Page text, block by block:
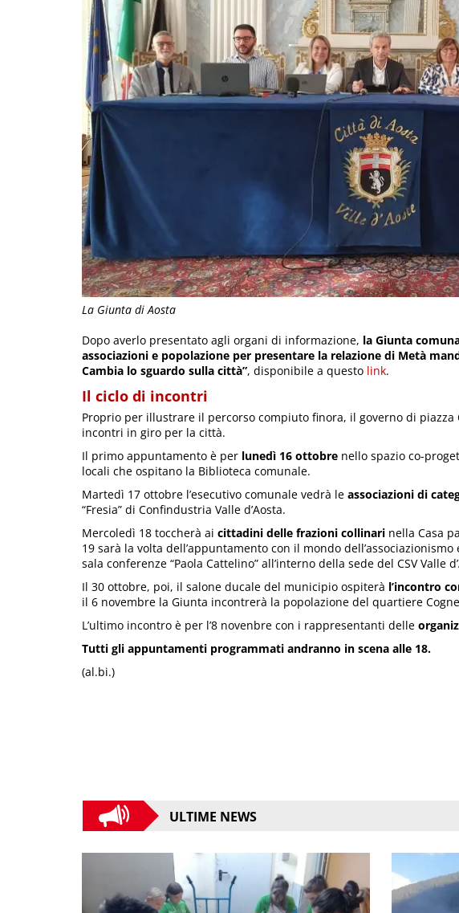
La Giunta di Aosta
Dopo averlo presentato agli organi di informazione, la Giunta
associazioni e popolazione per presentare la relazione di Metà
Cambia lo sguardo sulla città”, disponibile a questo link.
Il ciclo di incontri
Proprio per illustrare il percorso compiuto finora, il governo di
incontri in giro per la città.
Il primo appuntamento è per lunedì 16 ottobre nello spazio co-
locali che ospitano la Biblioteca comunale.
Martedì 17 ottobre l’esecutivo comunale vedrà le associazioni di
“Fresia” di Confindustria Valle d’Aosta.
Mercoledì 18 toccherà ai cittadini delle frazioni collinari nella Casa
19 sarà la volta dell’appuntamento con il mondo
sala conferenze “Paola Cattelino” all’interno della sede del CSV Valle
Il 30 ottobre, poi, il salone ducale del municipio ospiterà l’incontro
il 6 novembre la Giunta incontrerà la popolazione del quartiere
L’ultimo incontro è per l’8 novenbre con i rappresentanti delle
Tutti gli appuntamenti programmati andranno in scena alle 18.
(al.bi.)
ULTIME NEWS